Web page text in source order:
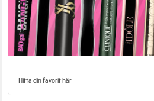
Hitta din favorit här